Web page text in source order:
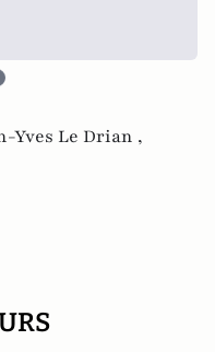
Yves Le Drian ,